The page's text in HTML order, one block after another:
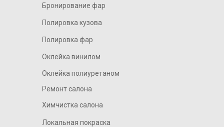
Бронирование фар
Локальная покраска
Оклейка винилом
Оклейка полиуретаном
Химчистка салона
Полировка кузова
Полировка фар
Ремонт салона